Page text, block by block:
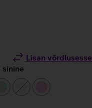
Lisan võrdlusesse
sinine
heleroheline
valge